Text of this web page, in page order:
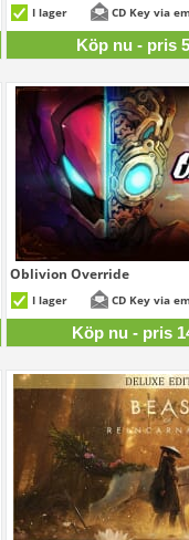
I lager CD Key via
Köp nu - pris
Oblivion Override
I lager CD Key via
Köp nu - pris